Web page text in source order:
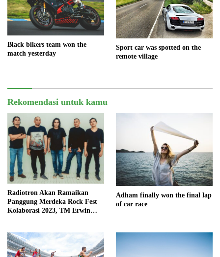
Black bikers team won the
match yesterday
Sport car was spotted on the
remote village
Rekomendasi untuk kamu
Radiotron Akan Ramaikan
Panggung Merdeka Rock Fest
Kolaborasi 2023, TM Erwin
Adham finally won the final lap
of car race